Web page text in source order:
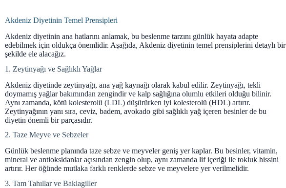
Akdeniz Diyetinin Temel Prensipleri
Akdeniz diyetinin ana hatlarını anlamak, bu beslenme tarzını günlük hayata adapte
edebilmek için oldukça önemlidir. Aşağıda, Akdeniz diyetinin temel prensiplerini detaylı bir
şekilde ele alacağız.
1. Zeytinyağı ve Sağlıklı Yağlar
Akdeniz diyetinde zeytinyağı, ana yağ kaynağı olarak kabul edilir. Zeytinyağı, tekli
doymamış yağlar bakımından zengindir ve kalp sağlığına olumlu etkileri olduğu bilinir.
Aynı zamanda, kötü kolesterolü (LDL) düşürürken iyi kolesterolü (HDL) artırır.
Zeytinyağının yanı sıra, ceviz, badem, avokado gibi sağlıklı yağ içeren besinler de bu
diyetin önemli bir parçasıdır.
2. Taze Meyve ve Sebzeler
Günlük beslenme planında taze sebze ve meyveler geniş yer kaplar. Bu besinler, vitamin,
mineral ve antioksidanlar açısından zengin olup, aynı zamanda lif içeriği ile tokluk hissini
artırır. Her öğünde mutlaka farklı renklerde sebze ve meyvelere yer verilmelidir.
3. Tam Tahıllar ve Baklagiller